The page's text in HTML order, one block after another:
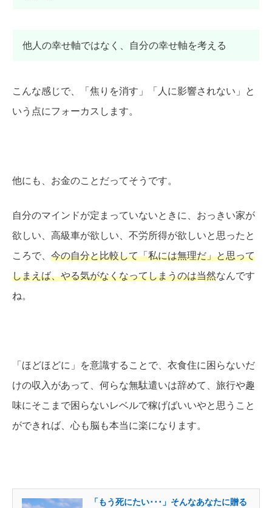
他人の幸せ軸ではなく、自分の幸せ軸を考える
こんな感じで、「焦りを消す」「人に影響されない」と
いう点にフォーカスします。
他にも、お金のことだってそうです。
自分のマインドが定まっていないときに、おっきい家が
欲しい、高級車が欲しい、不労所得が欲しいと思ったと
ころで、 今の自分と比較して「私には無理だ」と思って
しまえば、やる気がなくなってしまうのは当然なんです
ね。
「ほどほどに」を意識することで、衣食住に困らないだ
けの収入があって、何らな無駄遣いは辞めて、旅行や趣
味にそこまで困らないレベルで稼げばいいやと思うこと
ができれば、心も脳も本当に楽になります。
「もう死にたい･･･」そんなあなたに贈る